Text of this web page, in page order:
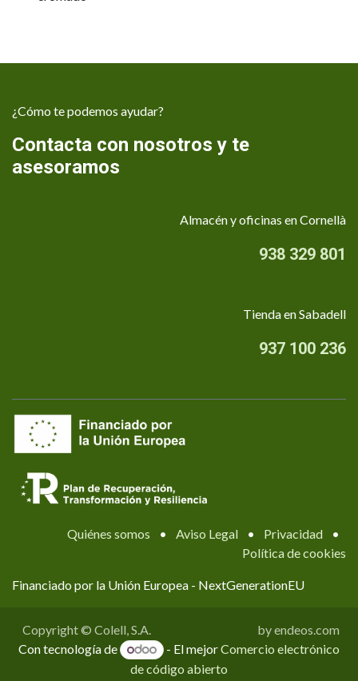
¿Cómo te podemos ayudar?
Contacta con nosotros y te
asesoramos
Almacén y oficinas en Cornellà
938 329 801
Tienda en Sabadell
937 100 236
Quiénes somos • Aviso Legal • Privacidad
•
Política de cookies
Financiado por la Unión Europea - NextGenerationEU
Copyright © Colell, S.A.
by endeos.com
Con tecnología de
- El mejorComercio electrónico
de código abierto